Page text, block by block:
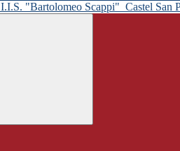
I.I.S. "Bartolomeo Scappi" Castel San